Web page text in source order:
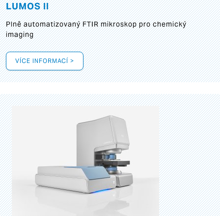
LUMOS II
Plně automatizovaný FTIR mikroskop pro chemický
imaging
VÍCE INFORMACÍ >